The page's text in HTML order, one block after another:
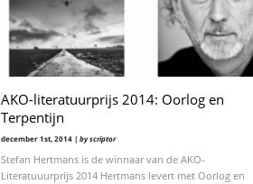
AKO-literatuurprijs 2014: Oorlog en
Terpentijn
december 1st, 2014 | by scriptor
Stefan Hertmans is de winnaar van de AKO-
Literatuuurprijs 2014 Hertmans levert met Oorlog en